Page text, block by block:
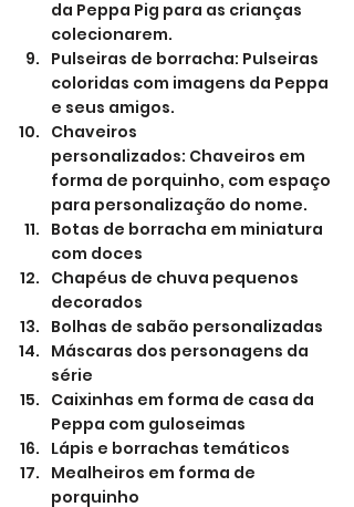
da Peppa Pig para as crianças
colecionarem.
Pulseiras de borracha: Pulseiras
coloridas com imagens da Peppa
e seus amigos.
Chaveiros
personalizados: Chaveiros em
forma de porquinho, com espaço
para personalização do nome.
Botas de borracha em miniatura
com doces
Chapéus de chuva pequenos
decorados
Bolhas de sabão personalizadas
Máscaras dos personagens da
série
Caixinhas em forma de casa da
Peppa com guloseimas
Lápis e borrachas temáticos
Mealheiros em forma de
porquinho